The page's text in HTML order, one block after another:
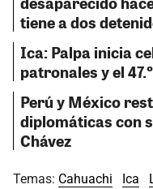
tiene a dos
Ica: Palpa inicia
patronales y el
Perú y México
diplomáticas con
Chávez
Temas: Cahuachi Ica